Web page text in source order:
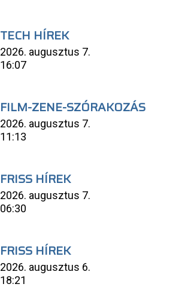
TECH HÍREK
2026. augusztus 7.
16:07
FILM-ZENE-SZÓRAKOZÁS
2026. augusztus 7.
11:13
FRISS HÍREK
2026. augusztus 7.
06:30
FRISS HÍREK
2026. augusztus 6.
18:21